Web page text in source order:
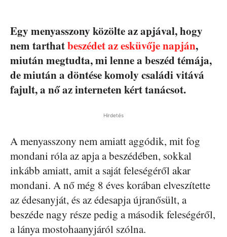
Egy menyasszony közölte az apjával, hogy
nem tarthatbeszédet az esküvője napján,
miután megtudta, mi lenne a beszéd témája,
de miután a döntése komoly családi vitává
fajult, a nő az interneten kért tanácsot.
Hirdetés
A menyasszony nem amiatt aggódik, mit fog
mondani róla az apja a beszédében, sokkal
inkább amiatt, amit a saját feleségéről akar
mondani. A nő még 8 éves korában elveszítette
az édesanyját, és az édesapja újranősült, a
beszéde nagy része pedig a második feleségéről,
a lánya mostohaanyjáról szólna.